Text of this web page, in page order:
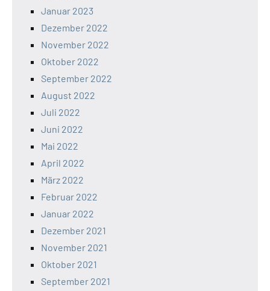
Januar 2023
Dezember 2022
November 2022
Oktober 2022
September 2022
August 2022
Juli 2022
Juni 2022
Mai 2022
April 2022
März 2022
Februar 2022
Januar 2022
Dezember 2021
November 2021
Oktober 2021
September 2021